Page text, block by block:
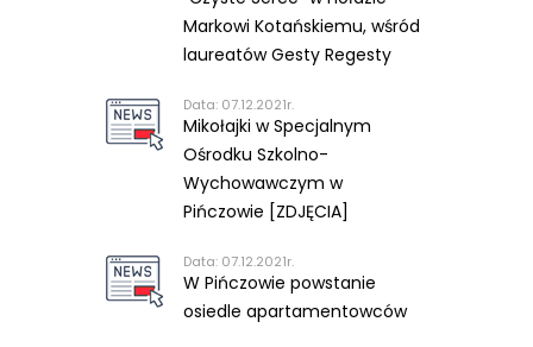
Markowi Kotańskiemu, wśród
laureatów Gesty Regesty
Data: 07.12.2021r.
Mikołajki w Specjalnym
Ośrodku Szkolno-
Wychowawczym w
Pińczowie [ZDJĘCIA]
Data: 07.12.2021r.
W Pińczowie powstanie
osiedle apartamentowców